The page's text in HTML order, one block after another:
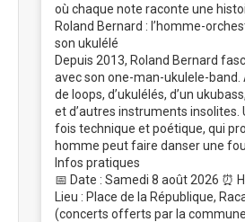
où chaque note raconte une
Roland Bernard : l’homme-
son ukulélé
Depuis 2013, Roland Bernard
avec son one-man-ukulele-band.
de loops, d’ukulélés, d’un
et d’autres instruments insolites.
fois technique et poétique, qui
homme peut faire danser une
Infos pratiques
📅 Date : Samedi 8 août 2026 ⏰
Lieu : Place de la République,
(concerts offerts par la